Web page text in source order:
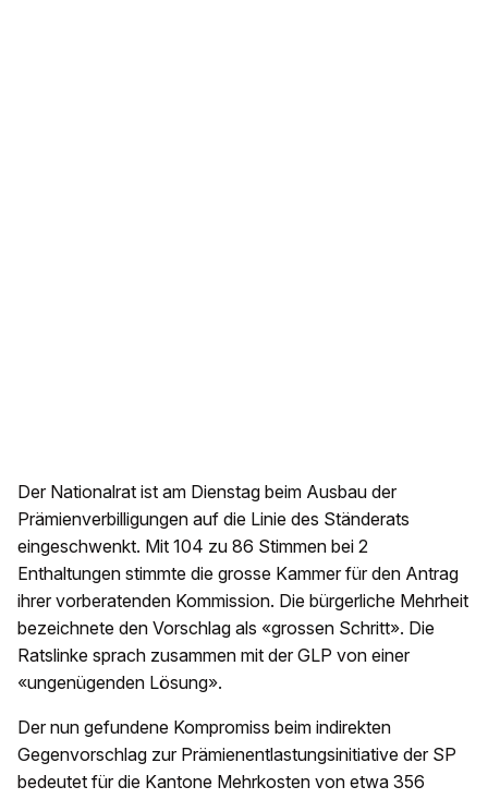
Der Nationalrat ist am Dienstag beim Ausbau der
Prämienverbilligungen auf die Linie des Ständerats
eingeschwenkt. Mit 104 zu 86 Stimmen bei 2
Enthaltungen stimmte die grosse Kammer für den Antrag
ihrer vorberatenden Kommission. Die bürgerliche Mehrheit
bezeichnete den Vorschlag als «grossen Schritt». Die
Ratslinke sprach zusammen mit der GLP von einer
«ungenügenden Lösung».
Der nun gefundene Kompromiss beim indirekten
Gegenvorschlag zur Prämienentlastungsinitiative der SP
bedeutet für die Kantone Mehrkosten von etwa 356